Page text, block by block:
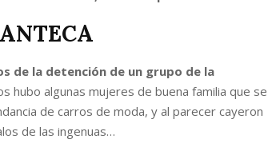
de la detención de un grupo de la
hubo algunas mujeres de buena familia que se
de carros de moda, y al parecer cayeron
de las ingenuas…